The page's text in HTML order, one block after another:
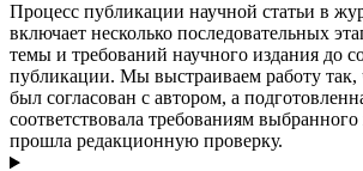
Процесс публикации научной статьи в
включает несколько последовательных
темы и требований научного издания до
публикации. Мы выстраиваем работу
был согласован с автором, а
соответствовала требованиям
прошла редакционную проверку.